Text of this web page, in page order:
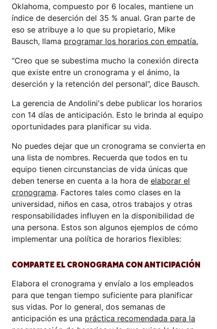
Oklahoma, compuesto por 6 locales, mantiene un
índice de deserción del 35 % anual. Gran parte de
eso se atribuye a lo que su propietario, Mike
Bausch, llama programar los horarios con empatía.
“Creo que se subestima mucho la conexión directa
que existe entre un cronograma y el ánimo, la
deserción y la retención del personal”, dice Bausch.
La gerencia de Andolini's debe publicar los horarios
con 14 días de anticipación. Esto le brinda al equipo
oportunidades para planificar su vida.
No puedes dejar que un cronograma se convierta en
una lista de nombres. Recuerda que todos en tu
equipo tienen circunstancias de vida únicas que
deben tenerse en cuenta a la hora de elaborar el
cronograma. Factores tales como clases en la
universidad, niños en casa, otros trabajos y otras
responsabilidades influyen en la disponibilidad de
una persona. Estos son algunos ejemplos de cómo
implementar una política de horarios flexibles:
COMPARTE EL CRONOGRAMA CON ANTICIPACIÓN
Elabora el cronograma y envíalo a los empleados
para que tengan tiempo suficiente para planificar
sus vidas. Por lo general, dos semanas de
anticipación es una práctica recomendada para la